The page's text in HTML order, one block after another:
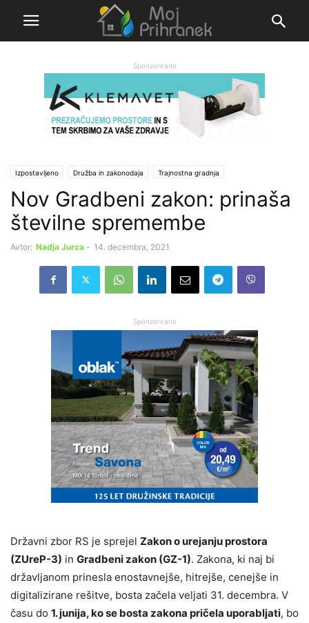
Sponzorirano
Izpostavljeno Družba in zakonodaja Trajnostna gradnja
Nov Gradbeni zakon: prinaša
številne spremembe
Avtor: Nadja Jurca - 14. decembra, 2021
Sponzorirano
Državni zbor RS je sprejel Zakon o urejanju prostora
(ZUreP-3) in Gradbeni zakon (GZ-1). Zakona, ki naj bi
državljanom prinesla enostavnejše, hitrejše, cenejše in
digitalizirane rešitve, bosta začela veljati 31. decembra. V
času do 1. junija, ko se bosta zakona pričela uporabljati, bo